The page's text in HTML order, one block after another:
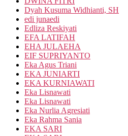
Dyah Kusuma Widhianti, SH
edi junaedi
Edliza Reskiyati
EFA LATIFAH
EHA JULAEHA
EIF SUPRIYANTO
Eka Agus Triani
EKA JUNIARTI
EKA KURNIAWATI
Eka Lisnawati
Eka Lisnawati
Eka Nurlia Agresiati
Eka Rahma Sania
EKA SARI